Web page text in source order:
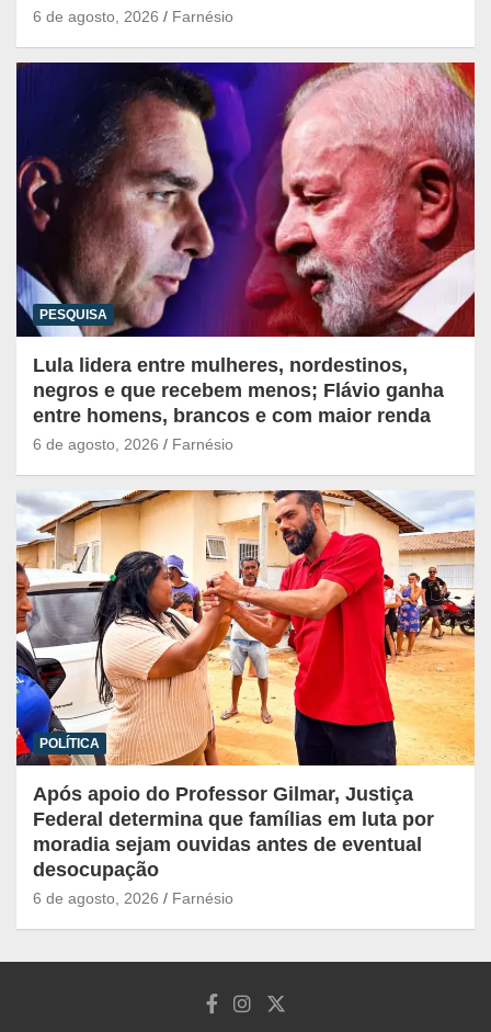
6 de agosto, 2026 Farnésio
PESQUISA
Lula lidera entre mulheres, nordestinos,
negros e que recebem menos; Flávio ganha
entre homens, brancos e com maior renda
6 de agosto, 2026 Farnésio
POLÍTICA
Após apoio do Professor Gilmar, Justiça
Federal determina que famílias em luta por
moradia sejam ouvidas antes de eventual
desocupação
6 de agosto, 2026 Farnésio